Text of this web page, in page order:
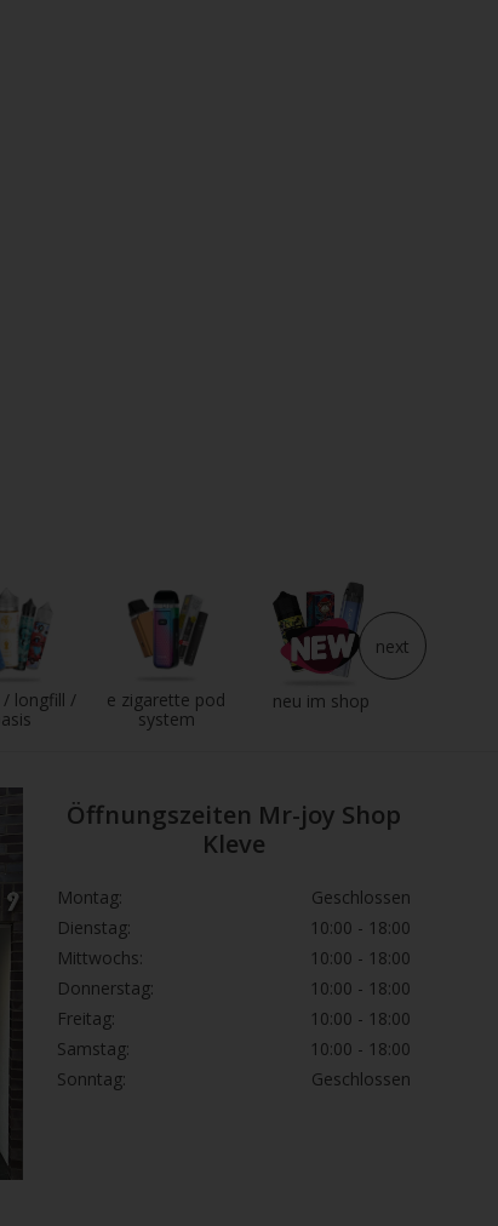
longfill /
e zigarette pod
system
neu im shop
next
Öffnungszeiten Mr-joy Shop
Kleve
Montag:
Geschlossen
Dienstag:
10:00 - 18:00
Mittwochs:
10:00 - 18:00
Donnerstag:
10:00 - 18:00
Freitag:
10:00 - 18:00
Samstag:
10:00 - 18:00
Sonntag:
Geschlossen